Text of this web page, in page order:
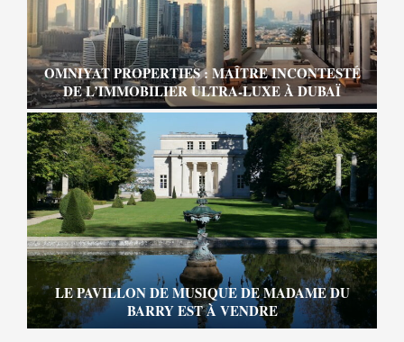
OMNIYAT PROPERTIES : MAÎTRE INCONTESTÉ
DE L’IMMOBILIER ULTRA-LUXE À DUBAÏ
LE PAVILLON DE MUSIQUE DE MADAME DU
BARRY EST À VENDRE